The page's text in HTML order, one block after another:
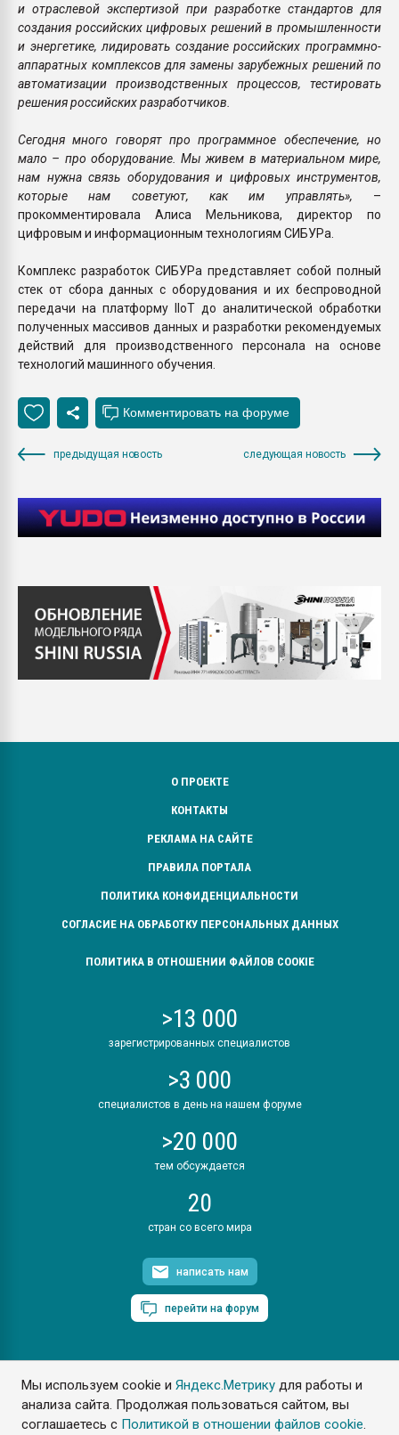
Мы используем cookie иЯндекс.Метрику для работы и
анализа сайта. Продолжая пользоваться сайтом, вы
соглашаетесь с Политикой в отношении файлов cookie.
и отраслевой экспертизой при разработке стандартов для
создания российских цифровых решений в промышленности
и энергетике, лидировать создание российских программно-
аппаратных комплексов для замены зарубежных решений по
автоматизации производственных процессов, тестировать
решения российских разработчиков.
Сегодня много говорят про программное обеспечение, но
мало – про оборудование. Мы живем в материальном мире,
нам нужна связь оборудования и цифровых инструментов,
которые нам советуют, как им управлять», –
прокомментировала Алиса Мельникова, директор по
цифровым и информационным технологиям СИБУРа.
Комплекс разработок СИБУРа представляет собой полный
стек от сбора данных с оборудования и их беспроводной
передачи на платформу IIoT до аналитической обработки
полученных массивов данных и разработки рекомендуемых
действий для производственного персонала на основе
технологий машинного обучения.
предыдущая новость следующая новость
О ПРОЕКТЕ
КОНТАКТЫ
РЕКЛАМА НА САЙТЕ
ПРАВИЛА ПОРТАЛА
ПОЛИТИКА КОНФИДЕНЦИАЛЬНОСТИ
СОГЛАСИЕ НА ОБРАБОТКУ ПЕРСОНАЛЬНЫХ ДАННЫХ
ПОЛИТИКА В ОТНОШЕНИИ ФАЙЛОВ COOKIE
>13 000
зарегистрированных специалистов
>3 000
специалистов в день на нашем форуме
>20 000
тем обсуждается
20
стран со всего мира
написать нам
перейти на форум
ПластЭксперт © 2006. Все права защищены
Разрешается копирование материалов сайта с обязательной
ссылкой на www.e-plastic.ru